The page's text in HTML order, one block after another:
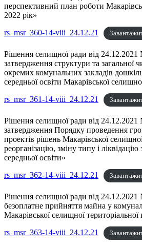
перспективний план роботи
2022 рік»
rs_msr_360-14-viii_24.12.21
Рішення селищної ради від
затвердження структури та загальної
окремих комунальних закладів
середньої освіти Макарівської
rs_msr_361-14-viii_24.12.21
Рішення селищної ради від
затвердження Порядку проведення
проектів рішень Макарівської
реорганізацію, зміну типу і ліквідацію
середньої освіти»
rs_msr_362-14-viii_24.12.21
Рішення селищної ради від
безоплатне прийняття майна у
Макарівської селищної
rs_msr_363-14-viii_24.12.21